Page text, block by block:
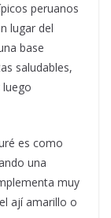
peruanos
lugar del
base
saludables,
es como
una
muy
ají amarillo o